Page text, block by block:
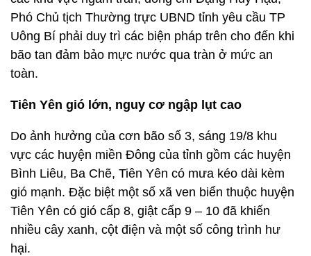
Phó Chủ tịch Thường trực UBND tỉnh yêu cầu TP
Uông Bí phải duy trì các biện pháp trên cho đến khi
bão tan đảm bảo mực nước qua tràn ở mức an
toàn.
Tiên Yên gió lớn, nguy cơ ngập lụt cao
Do ảnh hưởng của cơn bão số 3, sáng 19/8 khu
vực các huyện miền Đông của tỉnh gồm các huyện
Bình Liêu, Ba Chẽ, Tiên Yên có mưa kéo dài kèm
gió mạnh. Đặc biệt một số xã ven biển thuộc huyện
Tiên Yên có gió cấp 8, giật cấp 9 – 10 đã khiến
nhiều cây xanh, cột điện và một số công trình hư
hại.